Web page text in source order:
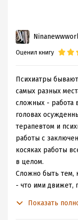
И он пишет
поговорить до
просто не
более личные
ошибку
уже слишком
становится всё
часов и вообще
станции, и теперь
из вежливости?
"Психология
Автор всё
отвлекается,
посреди рассказа
Оценил книгу
Психиатры
самых разных
сложных - работа
головах
терапевтом и
работы с
косяках работы
в целом.
Сложно быть тем,
- что ими движет,
Показать